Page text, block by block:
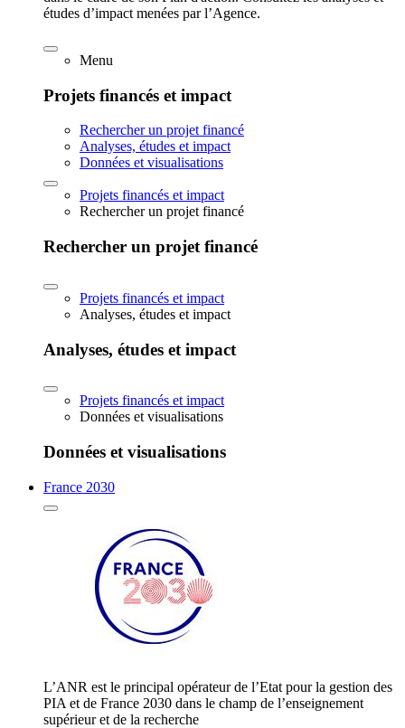
études d’impact menées par l’Agence.
Menu
Projets financés et impact
Rechercher un projet financé
Analyses, études et impact
Données et visualisations
Projets financés et impact
Rechercher un projet financé
Rechercher un projet financé
Projets financés et impact
Analyses, études et impact
Analyses, études et impact
Projets financés et impact
Données et visualisations
Données et visualisations
France 2030
L’ANR est le principal opérateur de l’Etat pour la gestion des
PIA et de France 2030 dans le champ de l’enseignement
supérieur et de la recherche